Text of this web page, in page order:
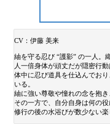
CV：伊藤 美来
紬を守る忍び “護影” の一人。
人一倍身体が頑丈だが隠密行動
体中に忍び道具を仕込んでお
いる。
紬に強い尊敬や憧れの念を抱
その一方で、自分自身は何の
修行の後の水浴びが数少ない楽